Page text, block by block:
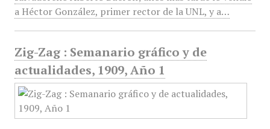
a Héctor González, primer rector de la UNL, y a…
Zig-Zag : Semanario gráfico y de
actualidades, 1909, Año 1